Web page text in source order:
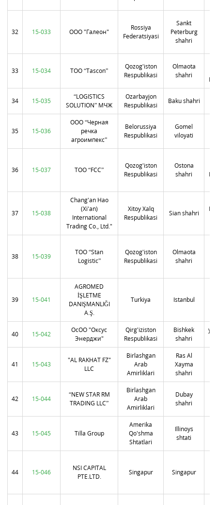
32 15-033 ООО "Галеон"
Rossiya
Federatsiyasi
Sankt
Peterburg
shahri
33 15-034 ТОО “Tascon”
Qozog'iston
Respublikasi
Olmaota
shahri
34 15-035
“LOGISTICS
SOLUTION” МЧЖ
Ozarbayjon
Respublikasi
Baku shahri
35 15-036
ООО “Черная
речка
агроимпекс”
Belorussiya
Respublikasi
Gomel
viloyati
36 15-037 ТОО “FCC”
Qozog'iston
Respublikasi
Ostona
shahri
37 15-038
Chang'an Hao
(Xi'an)
International
Trading Co., Ltd."
Xitoy Xalq
Respublikasi
Sian shahri
38 15-039
TOO “Stan
Logistic”
Qozog'iston
Respublikasi
Olmaota
shahri
39 15-041
AGROMED
İŞLETME
DANIŞMANLIĞI
A.Ş.
Turkiya Istanbul
40 15-042
ОсОО "Оксус
Энерджи"
Qirg'iziston
Respublikasi
Bishkek
shahri
41 15-043
"AL RAKHAT FZ"
LLC
Birlashgan
Arab
Amirliklari
Ras Al
Xayma
shahri
42 15-044
“NEW STAR RM
TRADING LLC”
Birlashgan
Arab
Amirliklari
Dubay
shahri
43 15-045 Tilla Group
Amerika
Qo'shma
Shtatlari
Illinoys
shtati
44 15-046
NSI CAPITAL
PTE.LTD.
Singapur Singapur